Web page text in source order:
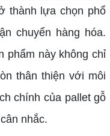
thành lựa chọn phổ
chuyển hàng hóa.
phẩm này không chỉ
thân thiện với môi
chính của pallet gỗ
nhắc.